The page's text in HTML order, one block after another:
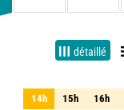
détaillé
14h 15h 16h
14h 15h 16h